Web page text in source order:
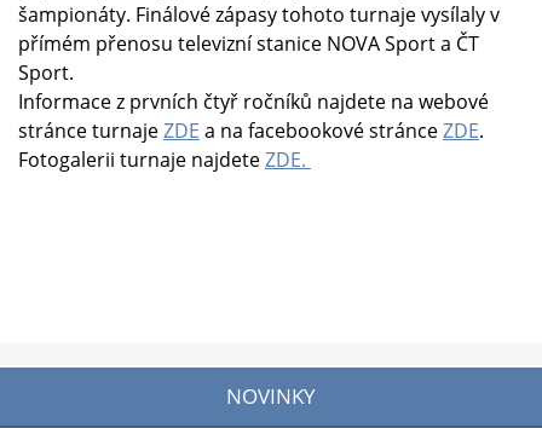
šampionáty. Finálové zápasy tohoto turnaje vysílaly v
přímém přenosu televizní stanice NOVA Sport a ČT
Sport.
Informace z prvních čtyř ročníků najdete na webové
stránce turnajeZDE a na facebookové stránceZDE.
Fotogalerii turnaje najdeteZDE.
NOVINKY